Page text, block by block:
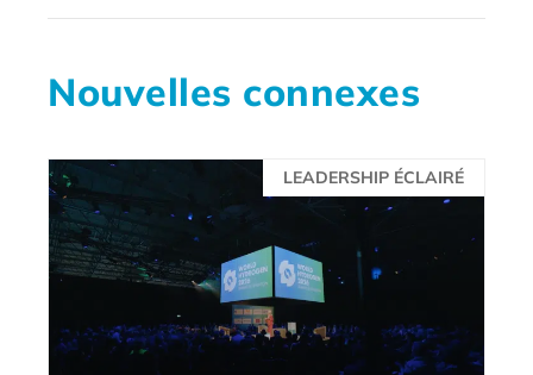
Nouvelles connexes
LEADERSHIP ÉCLAIRÉ